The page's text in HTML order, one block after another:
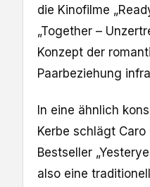
die Kinofilme
„Together –
Konzept der
Paarbeziehung
In eine ähnlich
Kerbe schlägt Caro
Bestseller
also eine